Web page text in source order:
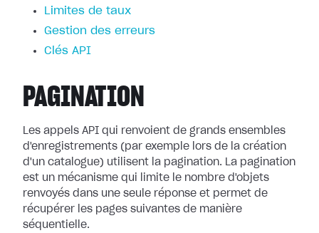
Limites de taux
Gestion des erreurs
Clés API
PAGINATION
Les appels API qui renvoient de grands ensembles
d'enregistrements (par exemple lors de la création
d'un catalogue) utilisent la pagination. La pagination
est un mécanisme qui limite le nombre d'objets
renvoyés dans une seule réponse et permet de
récupérer les pages suivantes de manière
séquentielle.